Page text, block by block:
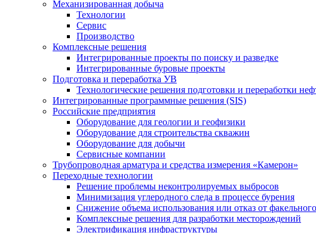
Механизированная добыча
Технологии
Сервис
Производство
Комплексные решения
Интегрированные проекты по поиску и разведке
Интегрированные буровые проекты
Подготовка и переработка УВ
Технологические решения подготовки и переработки
Интегрированные программные решения (SIS)
Российские предприятия
Оборудование для геологии и геофизики
Оборудование для строительства скважин
Оборудование для добычи
Сервисные компании
Трубопроводная арматура и средства измерения «Камерон»
Переходные технологии
Решение проблемы неконтролируемых выбросов
Минимизация углеродного следа в процессе бурения
Снижение объема использования или отказ от
Комплексные решения для разработки месторождений
Электрификация инфраструктуры